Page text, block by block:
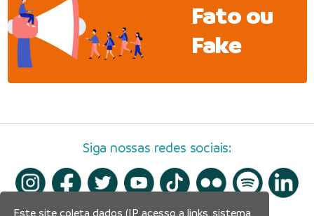
Fato ou
Fake
Siga nossas redes sociais:
Este site coleta dados (IP, acesso a links, sistema